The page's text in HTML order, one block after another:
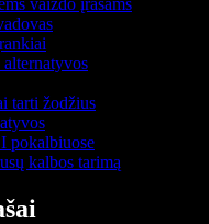
vaizdo įrašams
tarti žodžius
pokalbiuose
kalbos tarimą